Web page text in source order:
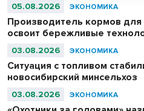
05.08.2026 ЭКОНОМИКА
Производитель кормов
освоит бережливые
03.08.2026 ЭКОНОМИКА
Ситуация с топливом
новосибирский минсельхоз
03.08.2026 ЭКОНОМИКА